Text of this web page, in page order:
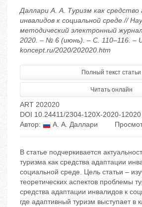
Даллари А. А. Туризм как
инвалидов к социальной среде //
методический электронный
2020. – № 6 (июнь). – С. 110–116. –
koncept.ru/2020/202020.htm
Полный текст статьи
Читать онлайн
ART 202020
DOI 10.24411/2304-120X-2020-12020
Автор:
А. А. Даллари
В статье подчеркивается
туризма как средства адаптации
социальной среде. Цель статьи –
теоретических аспектов проблемы
средства адаптации инвалидов к
где адаптивный туризм выступает в